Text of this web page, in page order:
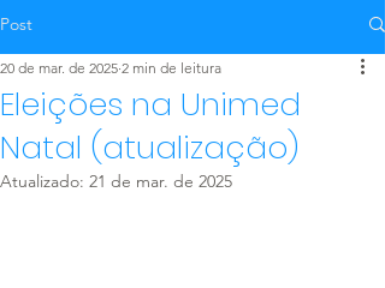
Post
Eleições na Unimed
Natal (atualização)
20 de mar. de 2025 2 min de leitura
Atualizado: 21 de mar. de 2025